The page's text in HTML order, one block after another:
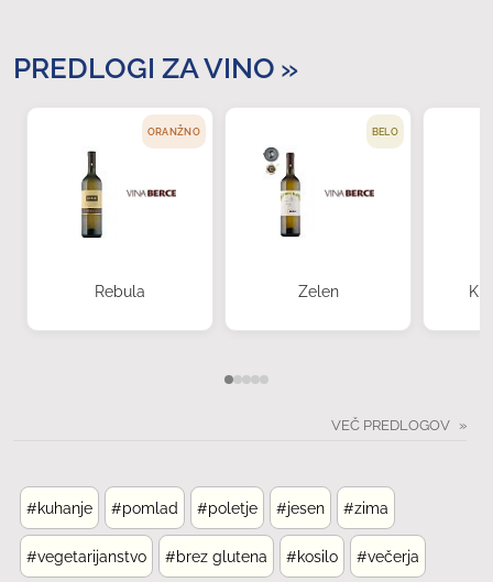
PREDLOGI ZA VINO
ORANŽNO
Rebula
BELO
Zelen
VEČ PREDLOGOV
#kuhanje #pomlad #poletje #jesen #zima
#vegetarijanstvo #brez glutena #kosilo #večerja